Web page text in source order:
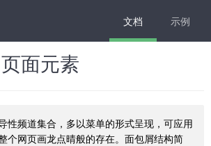
文档 示例
面元素
性频道集合，多以菜单的形式呈现，可应用
个网页画龙点晴般的存在。面包屑结构简